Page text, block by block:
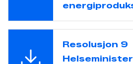
Resolusjon 9